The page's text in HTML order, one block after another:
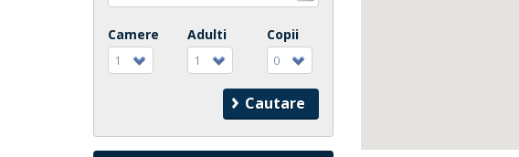
Camere
1
Adulti
1
Copii
0